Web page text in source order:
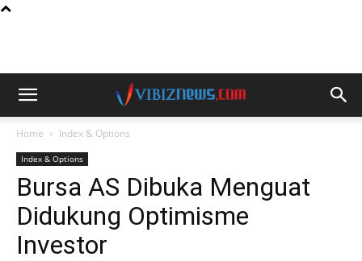
Home Index & Options
Index & Options
Bursa AS Dibuka Menguat
Didukung Optimisme
Investor